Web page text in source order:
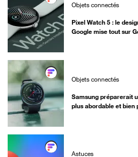
Objets connectés
Pixel Watch 5 : le
Google mise tout sur
Objets connectés
Samsung préparerait
plus abordable et bien
Astuces